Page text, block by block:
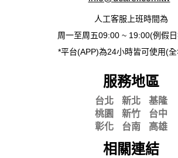
人工客服上班時間為
周一至周五09:00 ~ 19:00(例假
*平台(APP)為24小時皆可使用(
服務地區
台北 新北
基隆
桃園
新竹
台中
彰化
台南 高雄
相關連結